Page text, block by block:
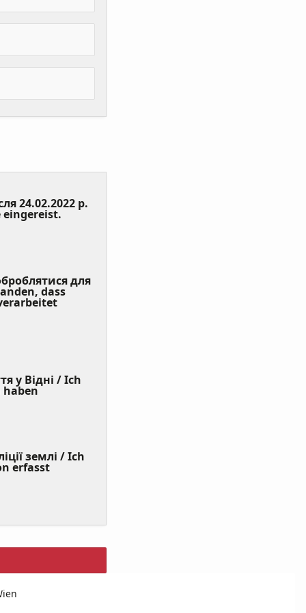
24.02.2022 р.
eingereist. (Value
для
dass
у Відні / Ich
(Value
землі / Ich
erfasst